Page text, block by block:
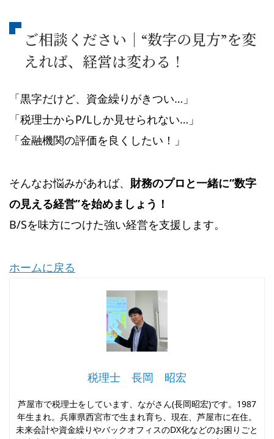
ご相談ください｜“数字の見方”を変
えれば、経営は変わる！
「黒字だけど、資金繰りがきつい…」
「税理士からP/Lしか見せられない…」
「金融機関の評価を良くしたい！」
そんなお悩みがあれば、 財務のプロと一緒に“数字
の見える経営”を始めましょう！
B/Sを味方につけた強い経営を支援します。
ホームに戻る
税理士 長岡 昭宏
芦屋市で税理士をしています、ながさん(長岡昭宏)です。1987
年生まれ。兵庫県西宮市で生まれ育ち、現在、芦屋市に在住。
未来会計や資金繰りやバックオフィスのDX化などのお困りごと